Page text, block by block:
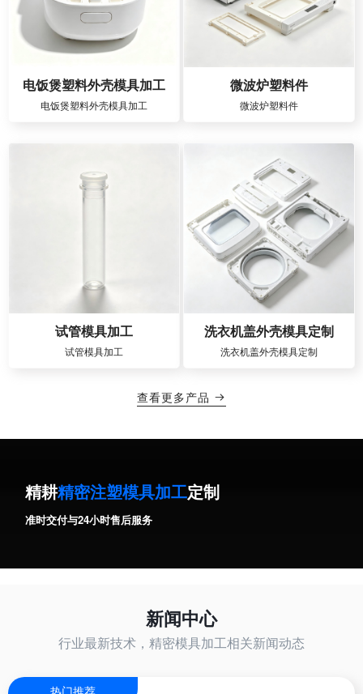
电饭煲塑料外壳模具加工
电饭煲塑料外壳模具加工
微波炉塑料件
微波炉塑料件
试管模具加工
试管模具加工
洗衣机盖外壳模具定制
洗衣机盖外壳模具定制
查看更多产品 
精耕精密注塑模具加工定制
准时交付与24小时售后服务
新闻中心
行业最新技术，精密模具加工相关新闻动态
热门推荐